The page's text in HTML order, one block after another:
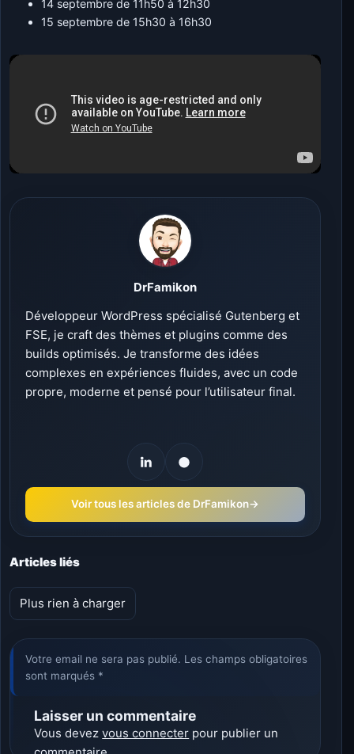
14 septembre de 11h50 à 12h30
15 septembre de 15h30 à 16h30
DrFamikon
Développeur WordPress spécialisé Gutenberg et
FSE, je craft des thèmes et plugins comme des
builds optimisés. Je transforme des idées
complexes en expériences fluides, avec un code
propre, moderne et pensé pour l’utilisateur final.
Voir tous les articles de DrFamikon→
Articles liés
Plus rien à charger
Votre email ne sera pas publié. Les champs obligatoires
sont marqués *
Laisser un commentaire
Vous devezvous connecter pour publier un